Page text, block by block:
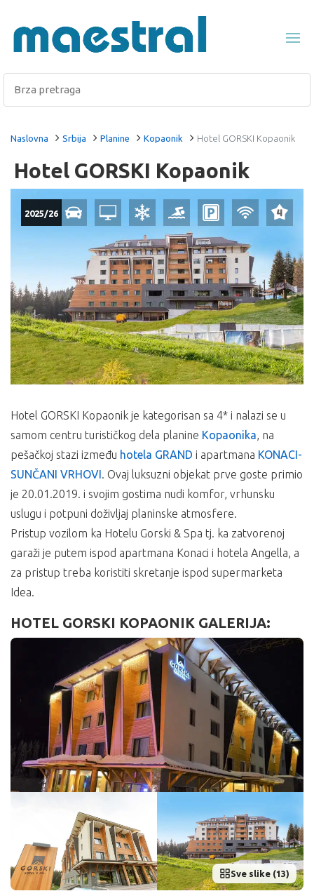
Naslovna Srbija Planine Kopaonik Hotel GORSKI Kopaonik
Hotel GORSKI Kopaonik
2025/26
Hotel GORSKI Kopaonik je kategorisan sa 4* i nalazi se u
samom centru turističkog dela planine Kopaonika, na
pešačkoj stazi između hotela GRAND i apartmana KONACI-
SUNČANI VRHOVI. Ovaj luksuzni objekat prve goste primio
je 20.01.2019. i svojim gostima nudi komfor, vrhunsku
uslugu i potpuni doživljaj planinske atmosfere.
Pristup vozilom ka Hotelu Gorski & Spa tj. ka zatvorenoj
garaži je putem ispod apartmana Konaci i hotela Angella, a
za pristup treba koristiti skretanje ispod supermarketa
Idea.
HOTEL GORSKI KOPAONIK GALERIJA:
Sve slike (13)